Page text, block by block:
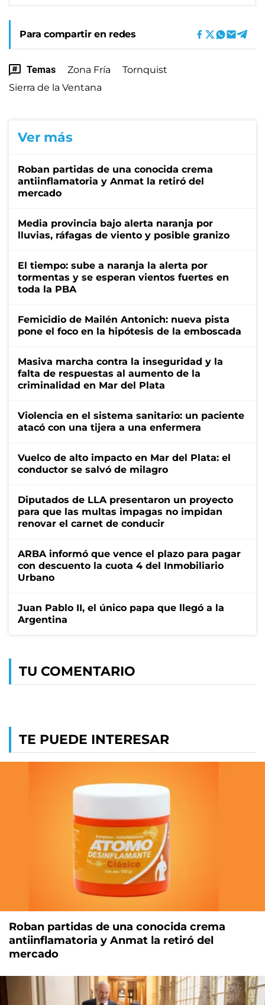
Para compartir en redes
Temas Zona Fría
Tornquist
Sierra de la Ventana
Ver más
Roban partidas de una conocida crema
antiinflamatoria y Anmat la retiró del
mercado
Media provincia bajo alerta naranja por
lluvias, ráfagas de viento y posible granizo
El tiempo: sube a naranja la alerta por
tormentas y se esperan vientos fuertes en
toda la PBA
Femicidio de Mailén Antonich: nueva pista
pone el foco en la hipótesis de la emboscada
Masiva marcha contra la inseguridad y la
falta de respuestas al aumento de la
criminalidad en Mar del Plata
Violencia en el sistema sanitario: un paciente
atacó con una tijera a una enfermera
Vuelco de alto impacto en Mar del Plata: el
conductor se salvó de milagro
Diputados de LLA presentaron un proyecto
para que las multas impagas no impidan
renovar el carnet de conducir
ARBA informó que vence el plazo para pagar
con descuento la cuota 4 del Inmobiliario
Urbano
Juan Pablo II, el único papa que llegó a la
Argentina
TU COMENTARIO
TE PUEDE INTERESAR
Roban partidas de una conocida crema
antiinflamatoria y Anmat la retiró del
mercado